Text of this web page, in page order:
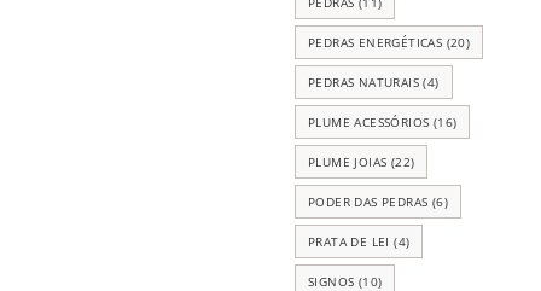
PEDRAS ENERGÉTICAS (20)
PEDRAS NATURAIS (4)
PLUME ACESSÓRIOS (16)
PLUME JOIAS (22)
PODER DAS PEDRAS (6)
PRATA DE LEI (4)
SIGNOS (10)